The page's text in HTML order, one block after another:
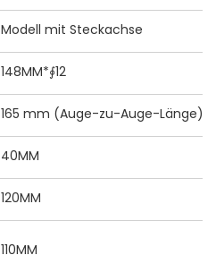
Modell mit Steckachse
148MM*∮12
165 mm (Auge-zu-Auge-Länge)
40MM
120MM
110MM